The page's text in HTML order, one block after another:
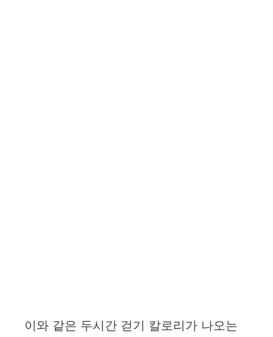
이와 같은 두시간 걷기 칼로리가 나오는